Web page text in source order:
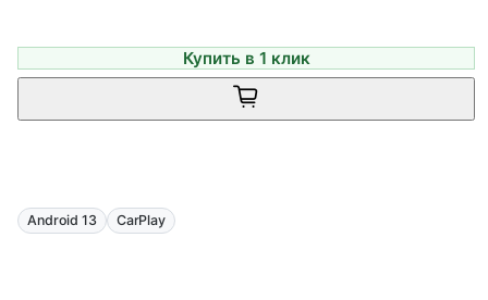
Купить в 1 клик
Android 13 CarPlay